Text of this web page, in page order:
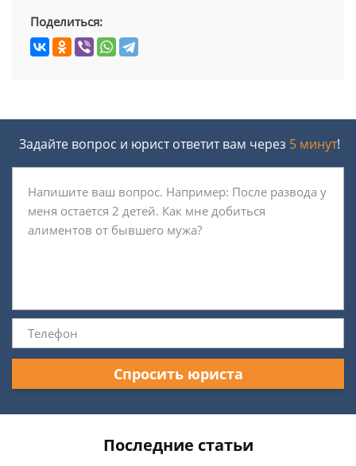
Поделиться:
Задайте вопрос и юрист ответит вам через 5 минут!
Спросить юриста
Последние статьи